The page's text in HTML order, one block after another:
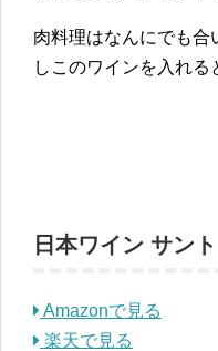
肉料理はなんにでも
しこのワインを入れ
日本ワイン サン
Amazonで見る
楽天で見る